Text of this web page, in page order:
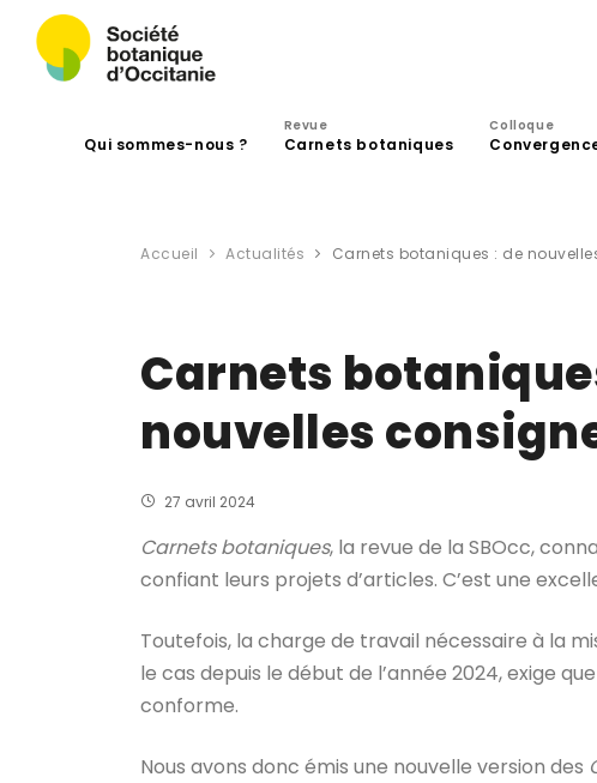
Qui sommes-nous ?
Revue
Carnets botaniques
Colloque
Accueil Actualités Carnets botaniques : de
Carnets
nouvelles
27 avril 2024
Carnets botaniques, la revue de la SBOcc,
confiant leurs projets d’articles. C’est une
Toutefois, la charge de travail nécessaire à la
le cas depuis le début de l’année 2024, exige
conforme.
Nous avons donc émis une nouvelle version des